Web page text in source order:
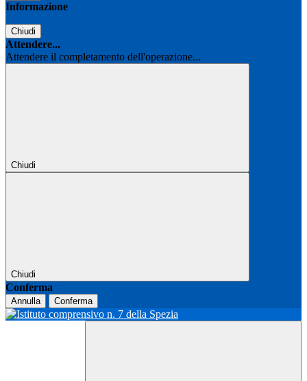
Informazione
Chiudi
Attendere...
Attendere il completamento dell'operazione...
Chiudi
Chiudi
Conferma
Annulla Conferma